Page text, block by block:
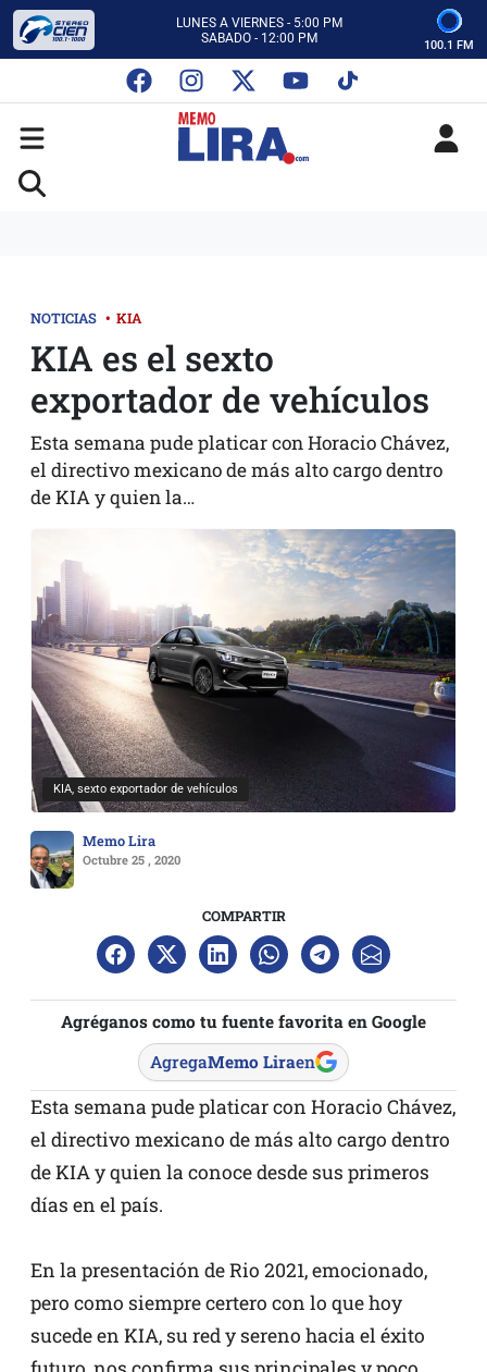
LUNES A VIERNES - 5:00 PM
SABADO - 12:00 PM
CON MEMO LIRA Y SU EQUIPO
LUNES A VIERNES - 5:00 PM
SABADO - 12:00 PM
100.1 FM
NOTICIAS • KIA
KIA es el sexto
exportador de vehículos
Esta semana pude platicar con Horacio Chávez,
el directivo mexicano de más alto cargo dentro
de KIA y quien la…
KIA, sexto exportador de vehículos
Memo Lira
Octubre 25 , 2020
COMPARTIR
Agréganos como tu fuente favorita en Google
AgregaMemo Liraen
Esta semana pude platicar con Horacio Chávez,
el directivo mexicano de más alto cargo dentro
de KIA y quien la conoce desde sus primeros
días en el país.
En la presentación de Rio 2021, emocionado,
pero como siempre certero con lo que hoy
sucede en KIA, su red y sereno hacia el éxito